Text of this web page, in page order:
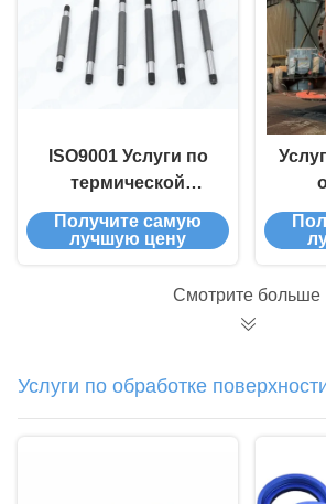
ISO9001 Услуги по
термической
обработке
Металлические CNC-
детали на заказ
Получите самую
лучшую цену
Смотрите больше
Услуги по обработке